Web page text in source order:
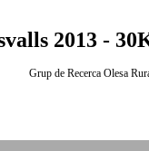
2013 -
Grup de Recerca Olesa